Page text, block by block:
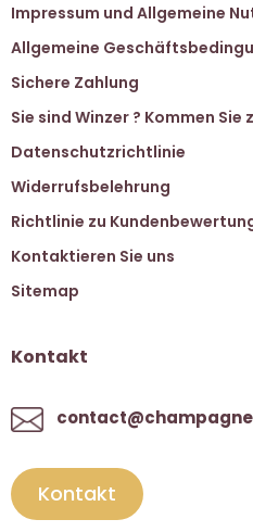
Impressum und Allgemeine
Allgemeine
Sichere Zahlung
Sie sind Winzer ? Kommen Sie
Datenschutzrichtlinie
Widerrufsbelehrung
Richtlinie zu
Kontaktieren Sie uns
Sitemap
Kontakt
Kontakt